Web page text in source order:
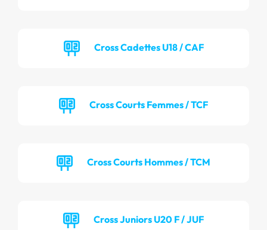
Cross Cadettes U18 / CAF
Cross Courts Femmes / TCF
Cross Courts Hommes / TCM
Cross Juniors U20 F / JUF